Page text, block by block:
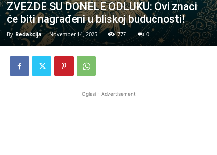
ZVEZDE SU DONELE ODLUKU: Ovi znaci
će biti nagrađeni u bliskoj budućnosti!
By Redakcija - November 14, 2025 777 0
Oglasi - Advertisement